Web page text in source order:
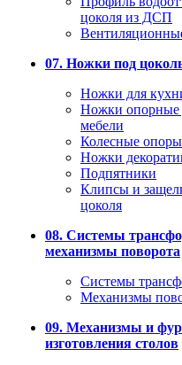
цоколя из ДСП
07. Ножки под
Ножки для
Ножки опорные
мебели
Колесные опоры
Ножки
Подпятники
Клипсы и
цоколя
08. Системы
механизмы поворота
Системы
Механизмы
09. Механизмы и
изготовления столов